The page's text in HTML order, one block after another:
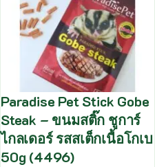
Paradise Pet Stick Gobe
Steak – ขนมสติ๊ก ชูการ์
ไกลเดอร์ รสสเต็กเนื้อโกเบ
50g (4496)